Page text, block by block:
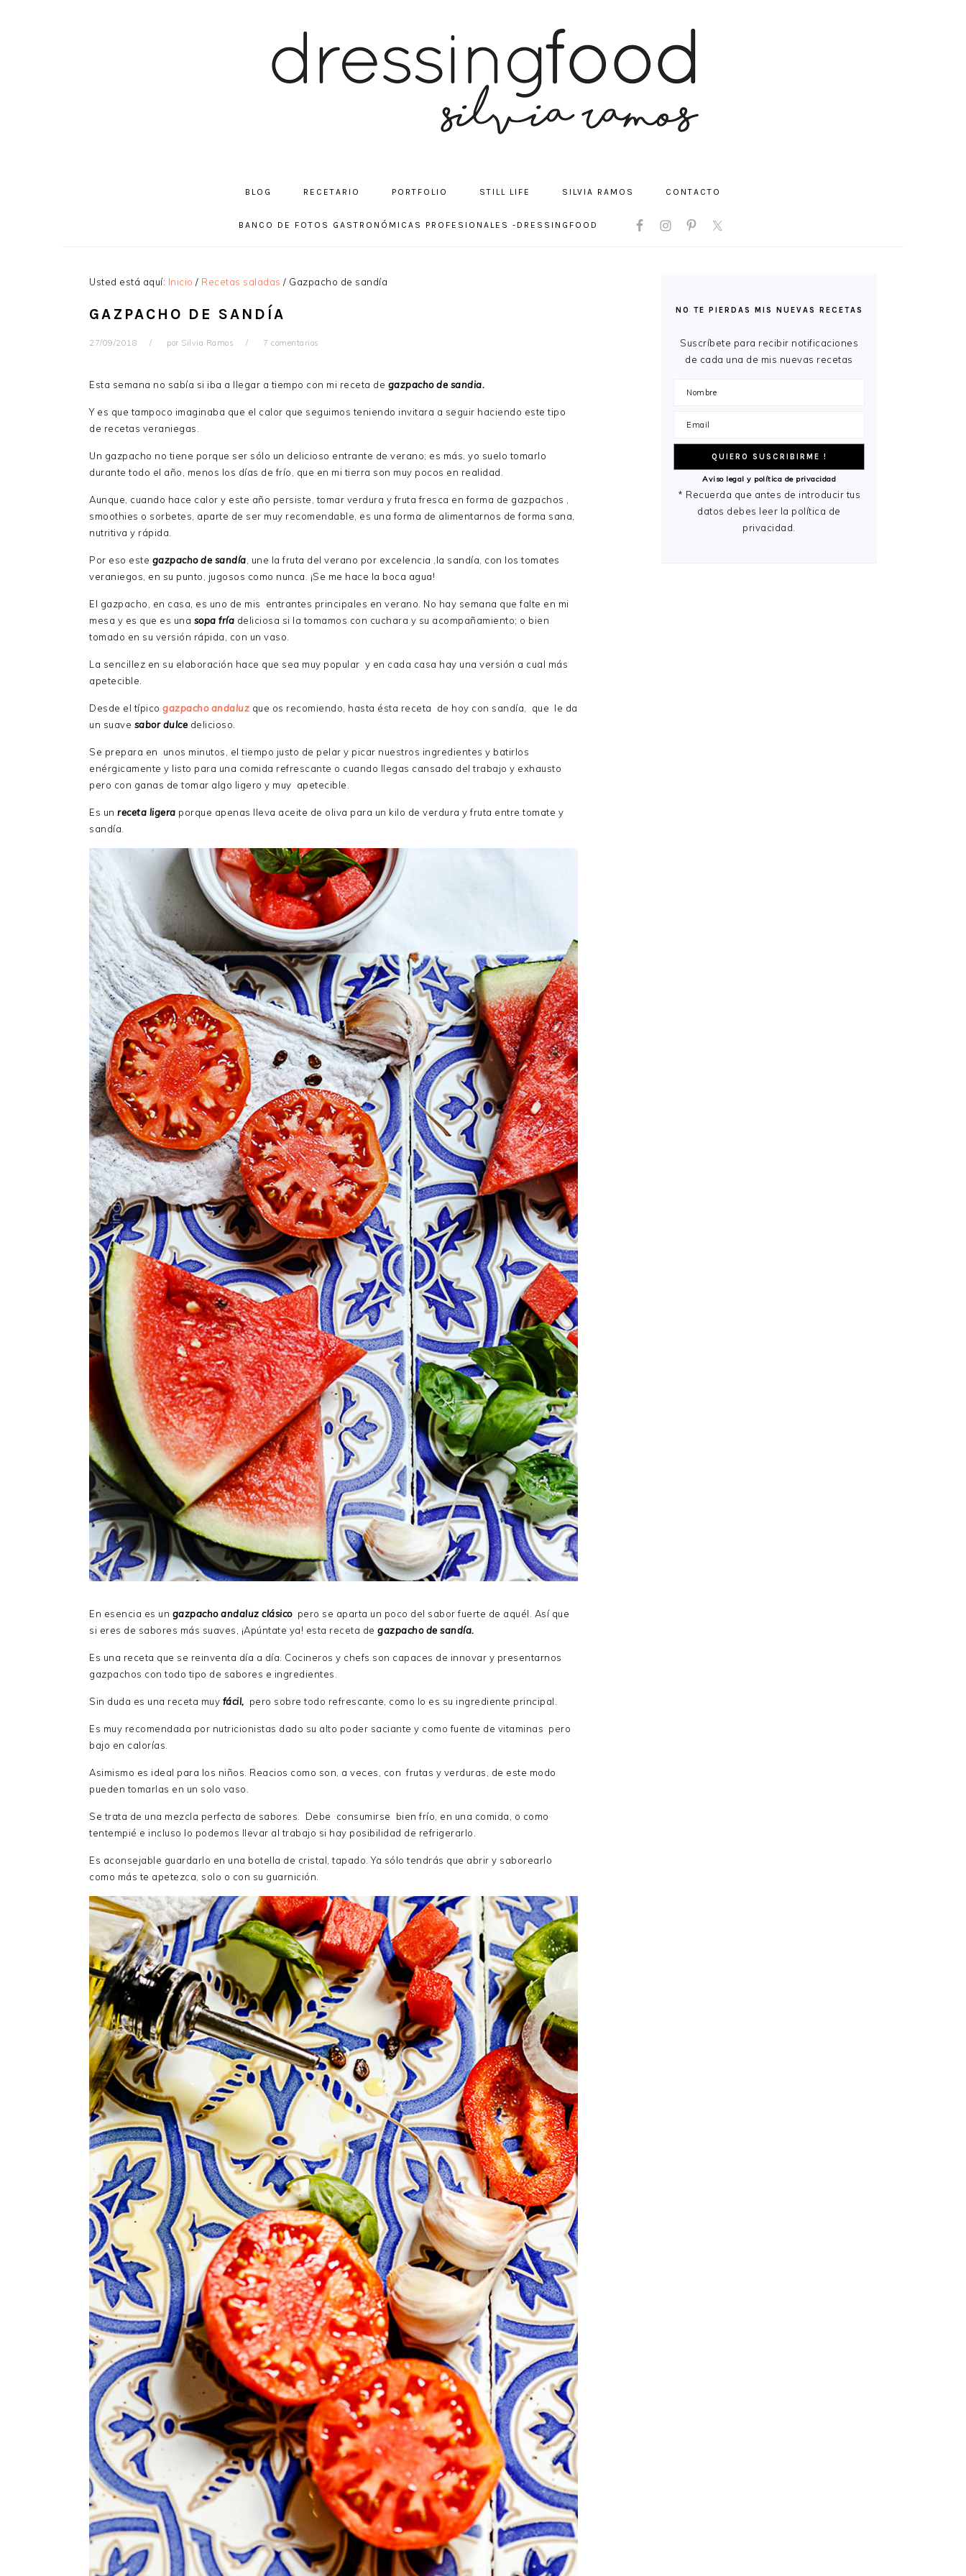
BLOG RECETARIO PORTFOLIO STILL LIFE SILVIA RAMOS CONTACTO
BANCO DE FOTOS GASTRONÓMICAS PROFESIONALES -DRESSINGFOOD
NAV
SOCIAL
Usted está aquí: Inicio / Recetas saladas / Gazpacho de sandía
GAZPACHO DE SANDÍA
27/09/2018 por Silvia Ramos 7 comentarios
Esta semana no sabía si iba a llegar a tiempo con mi receta de gazpacho de sandia.
Y es que tampoco imaginaba que el calor que seguimos teniendo invitara a seguir haciendo este tipo
de recetas veraniegas.
Un gazpacho no tiene porque ser sólo un delicioso entrante de verano; es más, yo suelo tomarlo
durante todo el año, menos los días de frío, que en mi tierra son muy pocos en realidad.
Aunque, cuando hace calor y este año persiste, tomar verdura y fruta fresca en forma de gazpachos ,
smoothies o sorbetes, aparte de ser muy recomendable, es una forma de alimentarnos de forma sana,
nutritiva y rápida.
Por eso este gazpacho de sandía , une la fruta del verano por excelencia ,la sandía, con los tomates
veraniegos, en su punto, jugosos como nunca. ¡Se me hace la boca agua!
El gazpacho, en casa, es uno de mis entrantes principales en verano. No hay semana que falte en mi
mesa y es que es una sopa fría deliciosa si la tomamos con cuchara y su acompañamiento; o bien
tomado en su versión rápida, con un vaso.
La sencillez en su elaboración hace que sea muy popular y en cada casa hay una versión a cual más
apetecible.
Desde el típico gazpacho andaluz que os recomiendo, hasta ésta receta de hoy con sandía, que le da
un suave sabor dulce delicioso.
Se prepara en unos minutos, el tiempo justo de pelar y picar nuestros ingredientes y batirlos
enérgicamente y listo para una comida refrescante o cuando llegas cansado del trabajo y exhausto
pero con ganas de tomar algo ligero y muy apetecible.
Es un receta ligera porque apenas lleva aceite de oliva para un kilo de verdura y fruta entre tomate y
sandía.
En esencia es un gazpacho andaluz clásicopero se aparta un poco del sabor fuerte de aquél. Así que
si eres de sabores más suaves, ¡Apúntate ya! esta receta de gazpacho de sandía.
Es una receta que se reinventa día a día. Cocineros y chefs son capaces de innovar y presentarnos
gazpachos con todo tipo de sabores e ingredientes.
Sin duda es una receta muy fácil, pero sobre todo refrescante, como lo es su ingrediente principal.
Es muy recomendada por nutricionistas dado su alto poder saciante y como fuente de vitaminas pero
bajo en calorías.
Asimismo es ideal para los niños. Reacios como son, a veces, con frutas y verduras, de este modo
pueden tomarlas en un solo vaso.
Se trata de una mezcla perfecta de sabores. Debe consumirse bien frío, en una comida, o como
tentempié e incluso lo podemos llevar al trabajo si hay posibilidad de refrigerarlo.
Es aconsejable guardarlo en una botella de cristal, tapado. Ya sólo tendrás que abrir y saborearlo
como más te apetezca, solo o con su guarnición.
PRINCIPAL
NO TE PIERDAS MIS NUEVAS RECETAS
Suscríbete para recibir notificaciones
de cada una de mis nuevas recetas
Aviso legal y política de privacidad
* Recuerda que antes de introducir tus
datos debes leer la política de
privacidad.